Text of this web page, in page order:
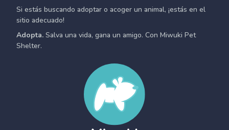
Si estás buscando adoptar o acoger un animal, ¡estás en el
sitio adecuado!
Adopta. Salva una vida, gana un amigo. Con Miwuki Pet
Shelter.